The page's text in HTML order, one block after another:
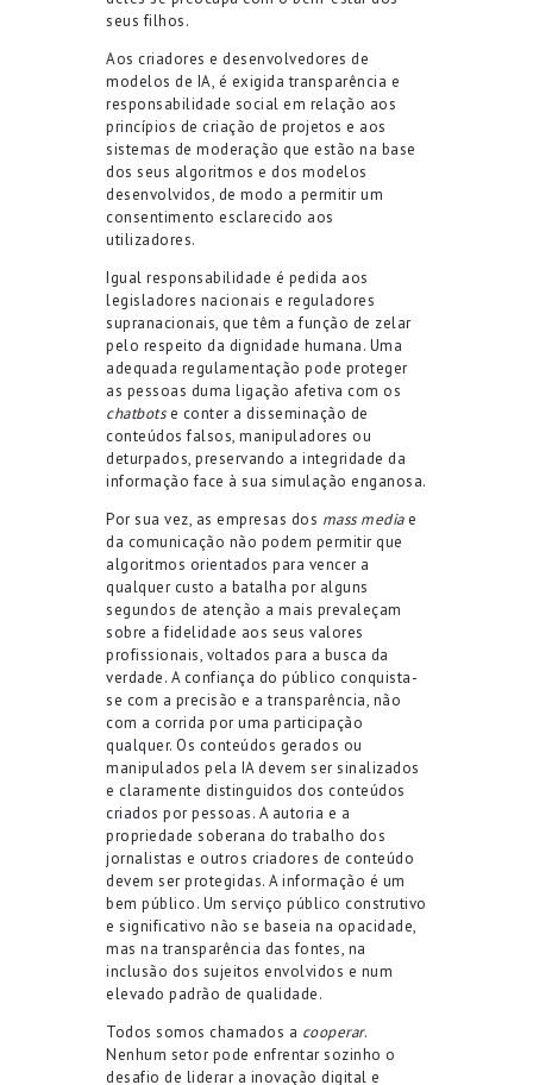
seus filhos.
Aos criadores e desenvolvedores de
modelos de IA, é exigida transparência e
responsabilidade social em relação aos
princípios de criação de projetos e aos
sistemas de moderação que estão na base
dos seus algoritmos e dos modelos
desenvolvidos, de modo a permitir um
consentimento esclarecido aos
utilizadores.
Igual responsabilidade é pedida aos
legisladores nacionais e reguladores
supranacionais, que têm a função de zelar
pelo respeito da dignidade humana. Uma
adequada regulamentação pode proteger
as pessoas duma ligação afetiva com os
chatbotse conter a disseminação de
conteúdos falsos, manipuladores ou
deturpados, preservando a integridade da
informação face à sua simulação enganosa.
Por sua vez, as empresas dos mass mediae
da comunicação não podem permitir que
algoritmos orientados para vencer a
qualquer custo a batalha por alguns
segundos de atenção a mais prevaleçam
sobre a fidelidade aos seus valores
profissionais, voltados para a busca da
verdade. A confiança do público conquista-
se com a precisão e a transparência, não
com a corrida por uma participação
qualquer. Os conteúdos gerados ou
manipulados pela IA devem ser sinalizados
e claramente distinguidos dos conteúdos
criados por pessoas. A autoria e a
propriedade soberana do trabalho dos
jornalistas e outros criadores de conteúdo
devem ser protegidas. A informação é um
bem público. Um serviço público construtivo
e significativo não se baseia na opacidade,
mas na transparência das fontes, na
inclusão dos sujeitos envolvidos e num
elevado padrão de qualidade.
Todos somos chamados a cooperar.
Nenhum setor pode enfrentar sozinho o
desafio de liderar a inovação digital e